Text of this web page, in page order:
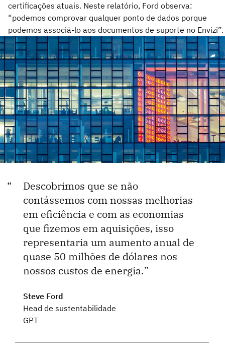
certificações atuais. Neste relatório, Ford observa:
“podemos comprovar qualquer ponto de dados porque
podemos associá-lo aos documentos de suporte no Envizi”.
Descobrimos que se não
contássemos com nossas melhorias
em eficiência e com as economias
que fizemos em aquisições, isso
representaria um aumento anual de
quase 50 milhões de dólares nos
nossos custos de energia.
Steve Ford
Head de sustentabilidade
GPT